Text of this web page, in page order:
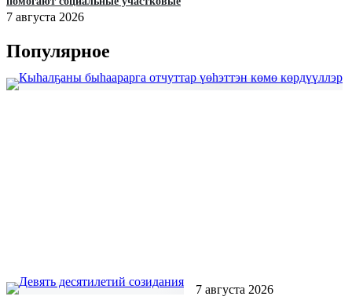
7 августа 2026
Популярное
7 августа 2026